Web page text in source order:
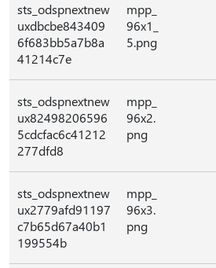
sts_odspnextnew
uxdbcbe843409
6f683bb5a7b8a
41214c7e
mpp_
96x1_
5.png
sts_odspnextnew
ux82498206596
5cdcfac6c41212
277dfd8
mpp_
96x2.
png
sts_odspnextnew
ux2779afd91197
c7b65d67a40b1
199554b
mpp_
96x3.
png